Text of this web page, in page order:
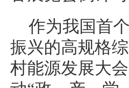
作为我国首
振兴的高规格
村能源发展大